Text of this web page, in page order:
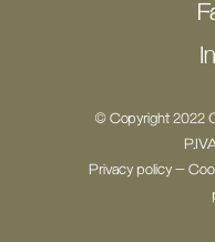
© Copyright 2022
Privacy policy-